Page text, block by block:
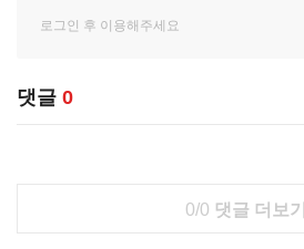
댓글 0
0/0 댓글 더보기